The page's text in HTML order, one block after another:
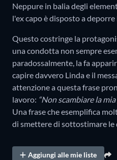
Neppure in balia degli
l'ex capo è disposto a deporre
Questo costringe la
una condotta non sempre
paradossalmente, la fa
capire davvero Linda e il
attenzione a questa frase
lavoro: “Non scambiare la
Una frase che esemplifica
di smettere di sottostimare le
Aggiungi alle mie liste